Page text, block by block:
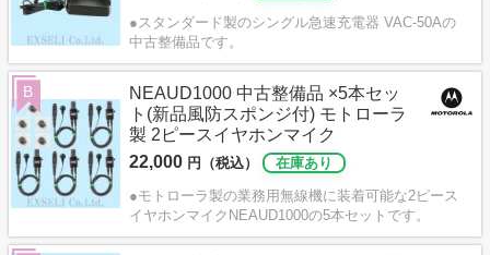
●スタンダード製のシングル急速充電器 VAC-50Aの
中古整備品です。
NEAUD1000 中古整備品 ×5本セッ
ト(新品風防スポンジ付) モトローラ
製 2ピースイヤホンマイク
22,000 円（税込）
在庫あり
●モトローラ製の業務用無線機に装着可能な2ピース
イヤホンマイクNEAUD1000の5本セットです。
B